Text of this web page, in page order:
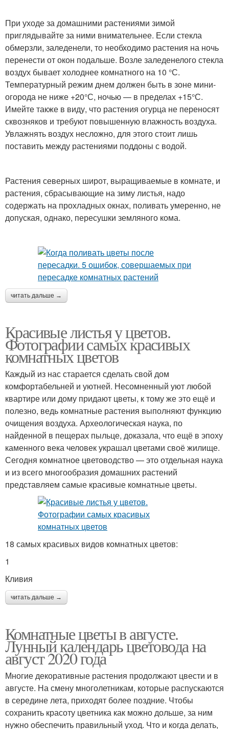
При уходе за домашними растениями зимой
приглядывайте за ними внимательнее. Если стекла
обмерзли, заледенели, то необходимо растения на ночь
перенести от окон подальше. Возле заледенелого стекла
воздух бывает холоднее комнатного на 10 °С.
Температурный режим днем должен быть в зоне мини-
огорода не ниже +20°С, ночью — в пределах +15°С.
Имейте также в виду, что растения огурца не переносят
сквозняков и требуют повышенную влажность воздуха.
Увлажнять воздух несложно, для этого стоит лишь
поставить между растениями поддоны с водой.
Растения северных широт, выращиваемые в комнате, и
растения, сбрасывающие на зиму листья, надо
содержать на прохладных окнах, поливать умеренно, не
допуская, однако, пересушки земляного кома.
читать дальше →
Красивые листья у цветов.
Фотографии самых красивых
комнатных цветов
Каждый из нас старается сделать свой дом
комфортабельней и уютней. Несомненный уют любой
квартире или дому придают цветы, к тому же это ещё и
полезно, ведь комнатные растения выполняют функцию
очищения воздуха. Археологическая наука, по
найденной в пещерах пыльце, доказала, что ещё в эпоху
каменного века человек украшал цветами своё жилище.
Сегодня комнатное цветоводство — это отдельная наука
и из всего многообразия домашних растений
представляем самые красивые комнатные цветы.
18 самых красивых видов комнатных цветов:
1
Кливия
читать дальше →
Комнатные цветы в августе.
Лунный календарь цветовода на
август 2020 года
Многие декоративные растения продолжают цвести и в
августе. На смену многолетникам, которые распускаются
в середине лета, приходят более поздние. Чтобы
сохранить красоту цветника как можно дольше, за ним
нужно обеспечить правильный уход. Что и когда делать,